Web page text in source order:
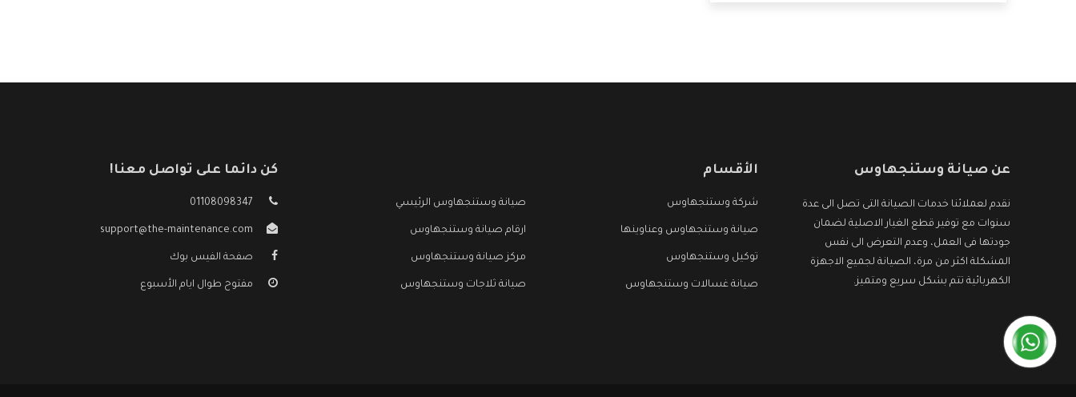
عن صيانة وستنجهاوس
نقدم لعملائنا خدمات الصيانة التى تصل الى عدة
سنوات مع توفير قطع الغيار الاصلية لضمان
جودتها فى العمل، وعدم التعرض الى نفس
المشكلة اكثر من مرة، الصيانة لجميع الاجهزة
الكهربائية تتم بشكل سريع ومتميز.
الأقسام
شركة وستنجهاوس صيانة وستنجهاوس الرئيسي
صيانة وستنجهاوس وعناوينها ارقام صيانة وستنجهاوس
توكيل وستنجهاوس مركز صيانة وستنجهاوس
صيانة غسالات وستنجهاوس صيانة ثلاجات وستنجهاوس
كن دائما على تواصل معنا!
01108098347
support@the-maintenance.com
صفحة الفيس بوك
مفتوح طوال ايام الأسبوع